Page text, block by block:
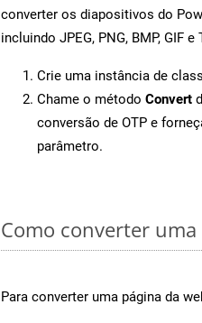
converter os diapositivos do
incluindo JPEG, PNG, BMP, GIF e
Crie uma instância de
Chame o método Convert
conversão de OTP e
parâmetro.
Como converter uma
Para converter uma página da